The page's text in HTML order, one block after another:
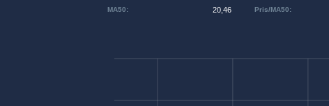
MA50: 20,46 Pris/MA50: